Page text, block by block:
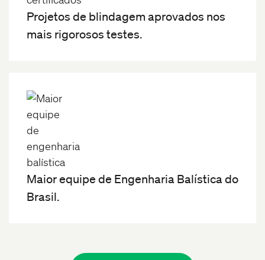
Projetos de blindagem aprovados nos
mais rigorosos testes.
Maior equipe de Engenharia Balística do
Brasil.